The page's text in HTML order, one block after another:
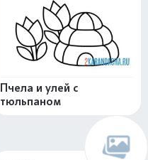
Пчела и улей с
тюльпаном